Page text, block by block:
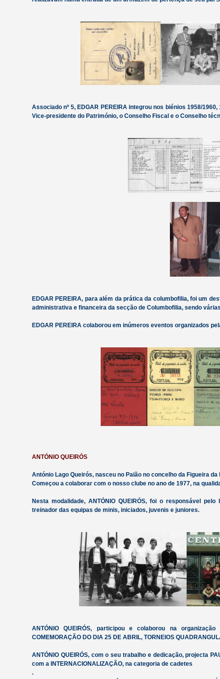
Associado nº 5, EDGAR PEREIRA integrou nos biénios 1958/
Vice-presidente do Património, o Conselho Fiscal e o Conselho
EDGAR PEREIRA, para além da prática da columbofilia, foi um
administrativa e financeira da secção de Columbofilia, sendo
EDGAR PEREIRA colaborou em inúmeros eventos organizados
ANTÓNIO QUEIRÓS
António Lago Queirós, nasceu no Paião no concelho da Figueira
Começou a colaborar com o nosso clube no ano de 1977, na
Nesta modalidade, ANTÓNIO QUEIRÓS, foi o responsável
treinador das equipas de minis, iniciados, juvenis e juniores.
ANTÓNIO QUEIRÓS, participou e colaborou na
COMEMORAÇÃO DO DIA 25 DE ABRIL, TORNEIOS
ANTÓNIO QUEIRÓS, com o seu trabalho e dedicação, projecta
com a INTERNACIONALIZAÇÃO, na categoria de cadetes
.